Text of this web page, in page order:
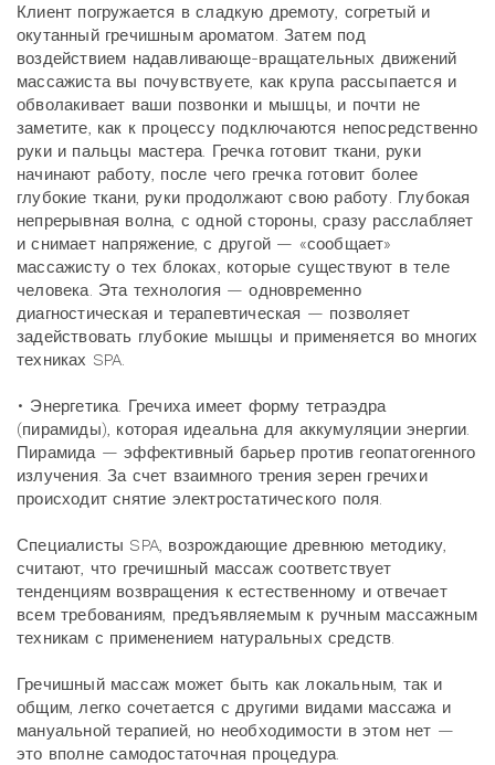
Клиент погружается в сладкую дремоту, согретый и
окутанный гречишным ароматом. Затем под
воздействием надавливающе-вращательных движений
массажиста вы почувствуете, как крупа рассыпается и
обволакивает ваши позвонки и мышцы, и почти не
заметите, как к процессу подключаются непосредственно
руки и пальцы мастера. Гречка готовит ткани, руки
начинают работу, после чего гречка готовит более
глубокие ткани, руки продолжают свою работу. Глубокая
непрерывная волна, с одной стороны, сразу расслабляет
и снимает напряжение, с другой — «сообщает»
массажисту о тех блоках, которые существуют в теле
человека. Эта технология — одновременно
диагностическая и терапевтическая — позволяет
задействовать глубокие мышцы и применяется во многих
техниках SPA.
• Энергетика. Гречиха имеет форму тетраэдра
(пирамиды), которая идеальна для аккумуляции энергии.
Пирамида — эффективный барьер против геопатогенного
излучения. За счет взаимного трения зерен гречихи
происходит снятие электростатического поля.
Специалисты SPA, возрождающие древнюю методику,
считают, что гречишный массаж соответствует
тенденциям возвращения к естественному и отвечает
всем требованиям, предъявляемым к ручным массажным
техникам с применением натуральных средств.
Гречишный массаж может быть как локальным, так и
общим, легко сочетается с другими видами массажа и
мануальной терапией, но необходимости в этом нет —
это вполне самодостаточная процедура.